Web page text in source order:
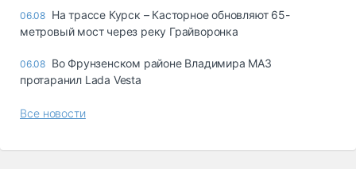
06.08 На трассе Курск – Касторное обновляют 65-
метровый мост через реку Грайворонка
06.08 Во Фрунзенском районе Владимира МАЗ
протаранил Lada Vesta
Все новости